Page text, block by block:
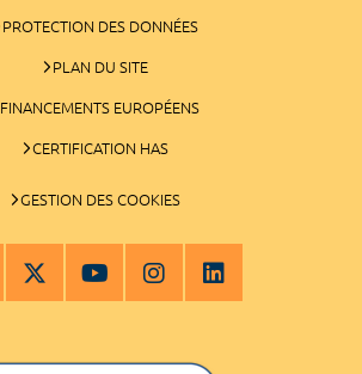
PROTECTION DES DONNÉES
PLAN DU SITE
FINANCEMENTS EUROPÉENS
CERTIFICATION HAS
GESTION DES COOKIES